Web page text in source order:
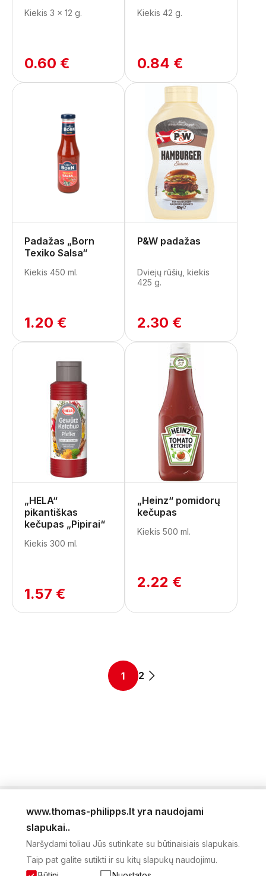
Kiekis 3 x 12 g.
0.60 €
Kiekis 42 g.
0.84 €
Padažas „Born
Texiko Salsa“
Kiekis 450 ml.
1.20 €
P&W padažas
Dviejų rūšių, kiekis
425 g.
2.30 €
„HELA“
pikantiškas
kečupas „Pipirai“
Kiekis 300 ml.
1.57 €
„Heinz“ pomidorų
kečupas
Kiekis 500 ml.
2.22 €
1 2
NAUJIENLAIŠKIS
APIE MUS
KONTAKTAI
www.thomas-philipps.lt yra naudojami
slapukai..
Naršydami toliau Jūs sutinkate su būtinaisiais slapukais.
Taip pat galite sutikti ir su kitų slapukų naudojimu.